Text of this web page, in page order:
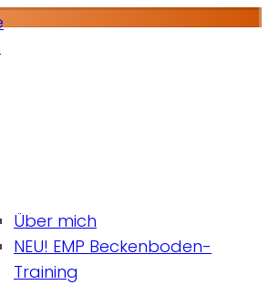
Über mich
NEU! EMP Beckenboden-
Training